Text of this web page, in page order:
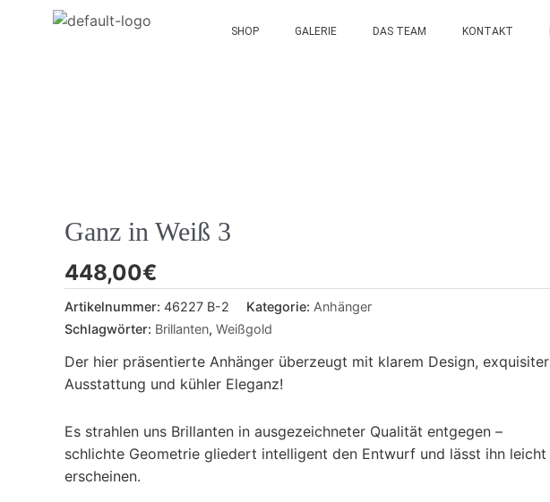
SHOP GALERIE DAS TEAM KONTAKT
Ganz in Weiß 3
448,00€
Artikelnummer: 46227 B-2 Kategorie: Anhänger
Schlagwörter: Brillanten, Weißgold
Der hier präsentierte Anhänger überzeugt mit klarem Design, exquisiter
Ausstattung und kühler Eleganz!
Es strahlen uns Brillanten in ausgezeichneter Qualität entgegen –
schlichte Geometrie gliedert intelligent den Entwurf und lässt ihn leicht
erscheinen.